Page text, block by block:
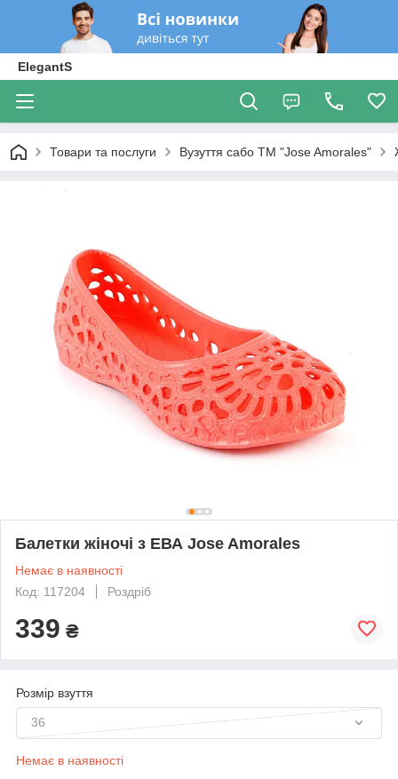
ElegantS
Товари та послуги Вузуття сабо ТМ "Jose Amorales"
Балетки жіночі з ЕВА Jose Amorales
Немає в наявності
Код: 117204
Роздріб
339 ₴
Розмір взуття
36
Немає в наявності